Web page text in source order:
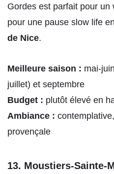
Gordes est parfait pour
pour une pause slow life
de Nice.
Meilleure saison : mai-
juillet) et septembre
Budget : plutôt élevé en
Ambiance :
provençale
13. Moustiers-Sainte-